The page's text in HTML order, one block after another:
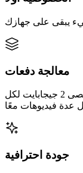
معالجة دفعات
حوّل حتى 10 ملفات في مرة واحدة (حد أقصى 2 جيجابايت لكل
جودة احترافية